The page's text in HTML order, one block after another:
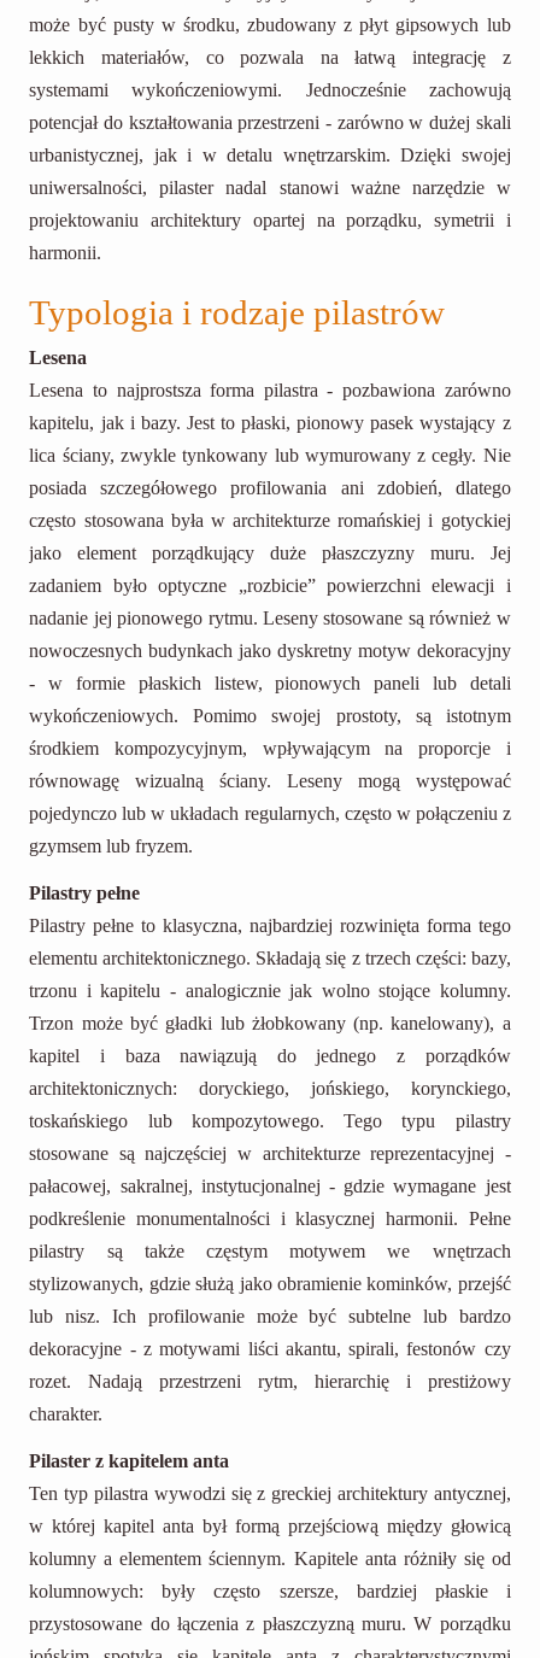
może być pusty w środku, zbudowany z płyt gipsowych lub
lekkich materiałów, co pozwala na łatwą integrację z
systemami wykończeniowymi. Jednocześnie zachowują
potencjał do kształtowania przestrzeni - zarówno w dużej skali
urbanistycznej, jak i w detalu wnętrzarskim. Dzięki swojej
uniwersalności, pilaster nadal stanowi ważne narzędzie w
projektowaniu architektury opartej na porządku, symetrii i
harmonii.
Typologia i rodzaje pilastrów
Lesena
Lesena to najprostsza forma pilastra - pozbawiona zarówno
kapitelu, jak i bazy. Jest to płaski, pionowy pasek wystający z
lica ściany, zwykle tynkowany lub wymurowany z cegły. Nie
posiada szczegółowego profilowania ani zdobień, dlatego
często stosowana była w architekturze romańskiej i gotyckiej
jako element porządkujący duże płaszczyzny muru. Jej
zadaniem było optyczne „rozbicie” powierzchni elewacji i
nadanie jej pionowego rytmu. Leseny stosowane są również w
nowoczesnych budynkach jako dyskretny motyw dekoracyjny
- w formie płaskich listew, pionowych paneli lub detali
wykończeniowych. Pomimo swojej prostoty, są istotnym
środkiem kompozycyjnym, wpływającym na proporcje i
równowagę wizualną ściany. Leseny mogą występować
pojedynczo lub w układach regularnych, często w połączeniu z
gzymsem lub fryzem.
Pilastry pełne
Pilastry pełne to klasyczna, najbardziej rozwinięta forma tego
elementu architektonicznego. Składają się z trzech części: bazy,
trzonu i kapitelu - analogicznie jak wolno stojące kolumny.
Trzon może być gładki lub żłobkowany (np. kanelowany), a
kapitel i baza nawiązują do jednego z porządków
architektonicznych: doryckiego, jońskiego, korynckiego,
toskańskiego lub kompozytowego. Tego typu pilastry
stosowane są najczęściej w architekturze reprezentacyjnej -
pałacowej, sakralnej, instytucjonalnej - gdzie wymagane jest
podkreślenie monumentalności i klasycznej harmonii. Pełne
pilastry są także częstym motywem we wnętrzach
stylizowanych, gdzie służą jako obramienie kominków, przejść
lub nisz. Ich profilowanie może być subtelne lub bardzo
dekoracyjne - z motywami liści akantu, spirali, festonów czy
rozet. Nadają przestrzeni rytm, hierarchię i prestiżowy
charakter.
Pilaster z kapitelem anta
Ten typ pilastra wywodzi się z greckiej architektury antycznej,
w której kapitel anta był formą przejściową między głowicą
kolumny a elementem ściennym. Kapitele anta różniły się od
kolumnowych: były często szersze, bardziej płaskie i
przystosowane do łączenia z płaszczyzną muru. W porządku